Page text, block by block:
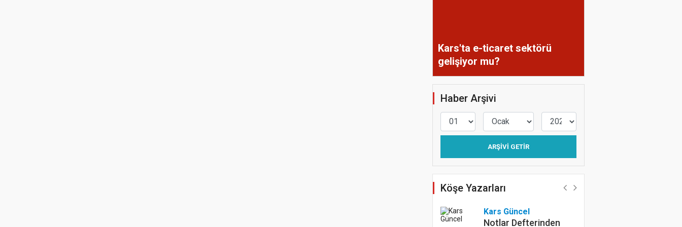
Kars'ta e-ticaret sektörü
gelişiyor mu?
Haber Arşivi
ARŞIVI GETIR
Köşe Yazarları
Kars Güncel
Notlar Defterinden